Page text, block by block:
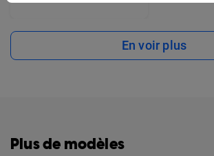
En voir plus
Plus de modèles